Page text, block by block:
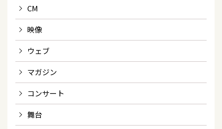
CM
映像
ウェブ
マガジン
コンサート
舞台